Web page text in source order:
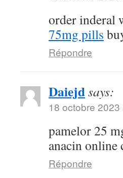
order inderal
75mg pills
Répondre
Daiejdsays:
18 octobre
pamelor 25
anacin online
Répondre